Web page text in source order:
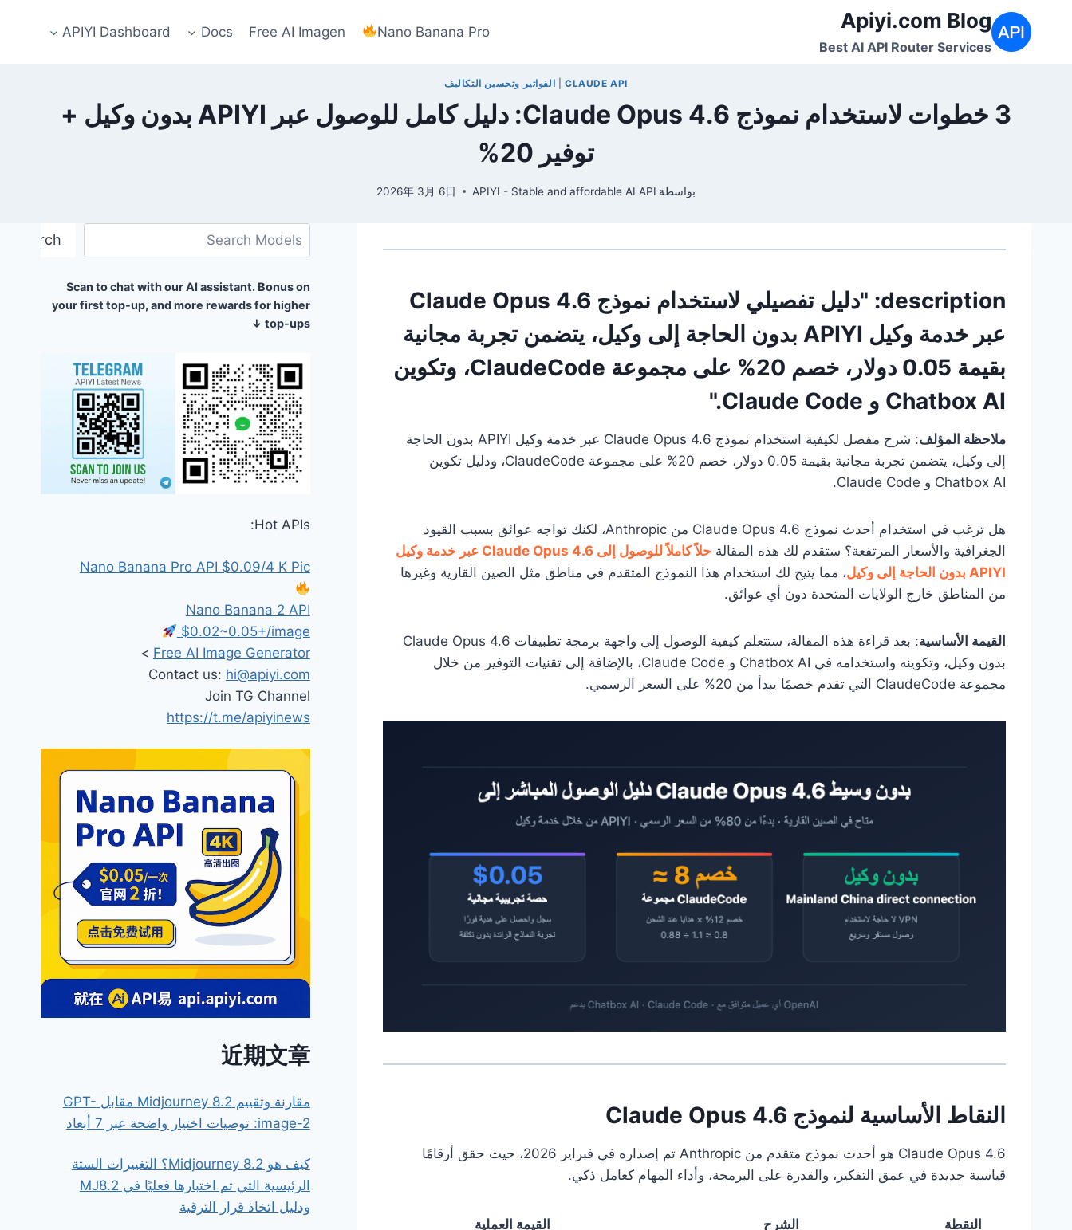
Apiyi.com Blog
Best AI API Router Services
Nano Banana Pro
Free AI Imagen
Docs
APIYI Dashboard
CLAUDE API
| الفواتير وتحسين التكاليف
3 خطوات لاستخدام نموذج Claude Opus 4.6: دليل كامل للوصول عبر APIYI بدون وكيل +
توفير 20%
بواسطة APIYI - Stable and affordable AI API
2026年 3月 6日
description: "دليل تفصيلي لاستخدام نموذج Claude Opus 4.6
عبر خدمة وكيل APIYI بدون الحاجة إلى وكيل، يتضمن تجربة مجانية
بقيمة 0.05 دولار، خصم 20% على مجموعة ClaudeCode، وتكوين
Chatbox AI و Claude Code."
ملاحظة المؤلف
: شرح مفصل لكيفية استخدام نموذج Claude Opus 4.6 عبر خدمة وكيل APIYI بدون الحاجة
إلى وكيل، يتضمن تجربة مجانية بقيمة 0.05 دولار، خصم 20% على مجموعة ClaudeCode، ودليل تكوين
Chatbox AI و Claude Code.
هل ترغب في استخدام أحدث نموذج Claude Opus 4.6 من Anthropic، لكنك تواجه عوائق بسبب القيود
الجغرافية والأسعار المرتفعة؟ ستقدم لك هذه المقالة
حلاً كاملاً للوصول إلى Claude Opus 4.6 عبر خدمة وكيل
APIYI بدون الحاجة إلى وكيل
، مما يتيح لك استخدام هذا النموذج المتقدم في مناطق مثل الصين القارية وغيرها
من المناطق خارج الولايات المتحدة دون أي عوائق.
القيمة الأساسية
: بعد قراءة هذه المقالة، ستتعلم كيفية الوصول إلى واجهة برمجة تطبيقات Claude Opus 4.6
بدون وكيل، وتكوينه واستخدامه في Chatbox AI و Claude Code، بالإضافة إلى تقنيات التوفير من خلال
مجموعة ClaudeCode التي تقدم خصمًا يبدأ من 20% على السعر الرسمي.
النقاط الأساسية لنموذج Claude Opus 4.6
Claude Opus 4.6 هو أحدث نموذج متقدم من Anthropic تم إصداره في فبراير 2026، حيث حقق أرقامًا
قياسية جديدة في عمق التفكير، والقدرة على البرمجة، وأداء المهام كعامل ذكي.
النقطة الشرح
القيمة العملية
البحث Search
Scan to chat with our AI assistant. Bonus on
your first top-up, and more rewards for higher
top-ups ↓
Hot APIs:
Nano Banana Pro API $0.09/4 K Pic
Nano Banana 2 API
$0.02~0.05+/image
Free AI Image Generator
>
Contact us: hi@apiyi.com
Join TG Channel
https://t.me/apiyinews
近期文章
مقارنة وتقييم Midjourney 8.2 مقابل GPT-
image-2: توصيات اختيار واضحة عبر 7 أبعاد
كيف هو Midjourney 8.2؟ التغييرات الستة
الرئيسية التي تم اختبارها فعليًا في MJ8.2
ودليل اتخاذ قرار الترقية